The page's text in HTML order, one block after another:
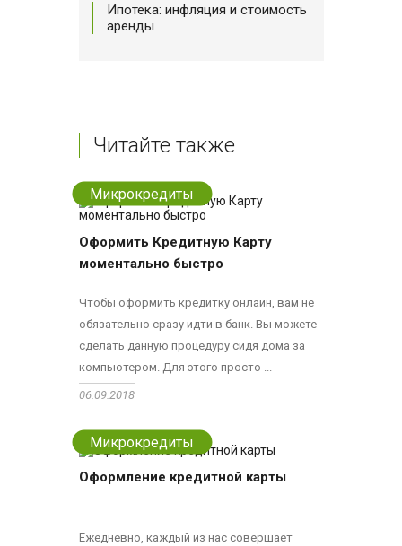
Ипотека: инфляция и стоимость
аренды
Читайте также
Микрокредиты
Оформить Кредитную Карту
моментально быстро
Чтобы оформить кредитку онлайн, вам не
обязательно сразу идти в банк. Вы можете
сделать данную процедуру сидя дома за
компьютером. Для этого просто ...
06.09.2018
Микрокредиты
Оформление кредитной карты
Ежедневно, каждый из нас совершает